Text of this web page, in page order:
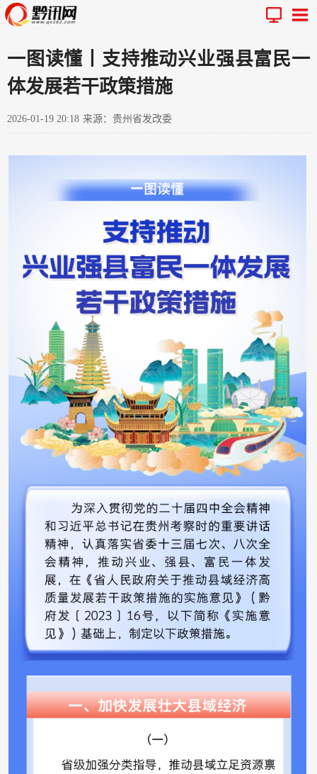
一图读懂丨支持推动兴业强县富民一
体发展若干政策措施
2026-01-19 20:18 来源：贵州省发改委